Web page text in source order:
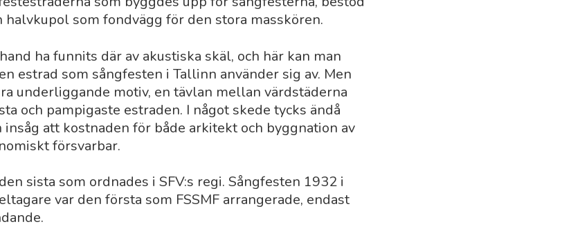
halvkupol som fondvägg för den stora masskören.
ha funnits där av akustiska skäl, och här kan man
estrad som sångfesten i Tallinn använder sig av. Men
underliggande motiv, en tävlan mellan värdstäderna
och pampigaste estraden. I något skede tycks ändå
att kostnaden för både arkitekt och byggnation av
försvarbar.
sista som ordnades i SFV:s regi. Sångfesten 1932 i
var den första som FSSMF arrangerade, endast